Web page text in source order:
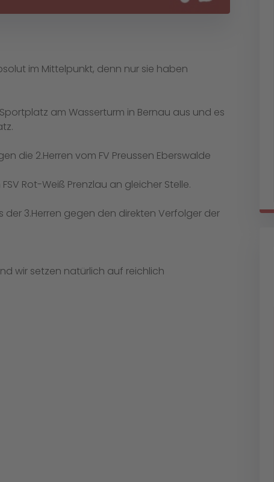
im Mittelpunkt, denn nur sie haben
am Wasserturm in Bernau aus und es
die 2.Herren vom FV Preussen Eberswalde
Rot-Weiß Prenzlau an gleicher Stelle.
3.Herren gegen den direkten Verfolger der
wir setzen natürlich auf reichlich